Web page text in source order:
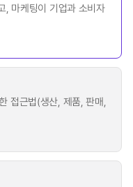
, 마케팅이 기업과 소비자
접근법(생산, 제품, 판매,